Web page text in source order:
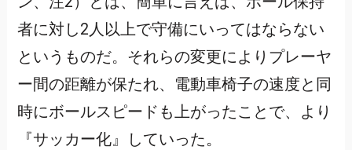
者に対し2人以上で守備にいってはならない
というものだ。それらの変更によりプレーヤ
ー間の距離が保たれ、電動車椅子の速度と同
時にボールスピードも上がったことで、より
『サッカー化』していった。